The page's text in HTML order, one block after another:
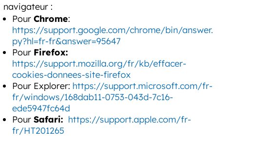
navigateur :
PourChrome:
https://support.google.com/chrome/bin/answer.
py?hl=fr-fr&answer=95647
Pour Firefox:
https://support.mozilla.org/fr/kb/effacer-
cookies-donnees-site-firefox
Pour Explorer: https://support.microsoft.com/fr-
fr/windows/168dab11-0753-043d-7c16-
ede5947fc64d
PourSafari: https://support.apple.com/fr-
fr/HT201265